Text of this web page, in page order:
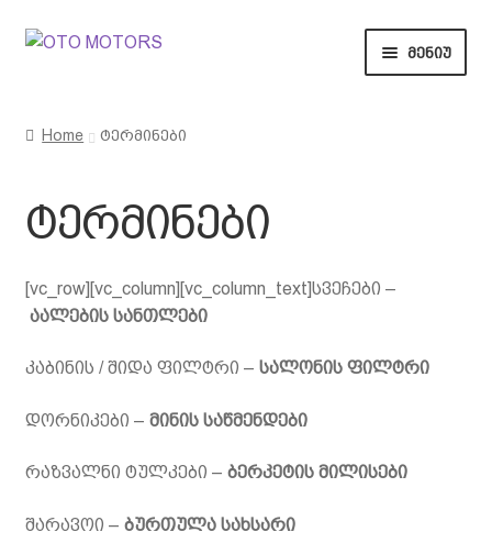
მენიუ
საჩუქრები
წესები და პირობები
Home ტერმინები
ტერმინები
[vc_row][vc_column][vc_column_text]სვეჩები –
აალების სანთლები
კაბინის / შიდა ფილტრი – სალონის ფილტრი
დორნიკები – მინის საწმენდები
რაზვალნი ტულკები – ბერკეტის მილისები
შარავოი – ბურთულა სახსარი